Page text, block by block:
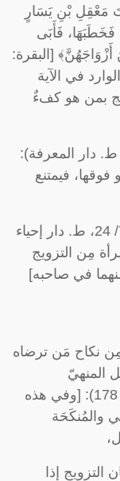
مَعْقِلِ بْنِ يَسَارٍ
فَأَبَى
[البقرة:
في الآية
بمن هو كفءٌ
الإمام الشافعي في “الأم” (5/ 14، ط. دار المعرفة):
فيمتنع
وقال العلامة ابن قُدامة في “المغني” (7/ 24، ط. دار إحياء
مِن التزويج
في صاحبه]
مِن نكاح مَن ترضاه
المنهيّ
عنه.وقال الإمام الشافعي في “الأم” (5/ 178): [وفي هذه
والمُنكَحَة
إذا